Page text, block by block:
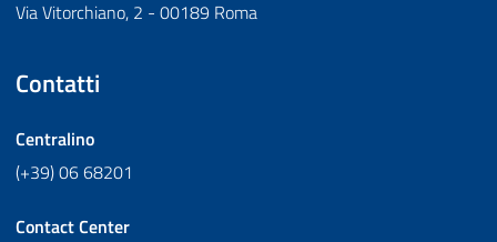
Via Vitorchiano, 2 - 00189 Roma
Contatti
Centralino
(+39) 06 68201
Contact Center